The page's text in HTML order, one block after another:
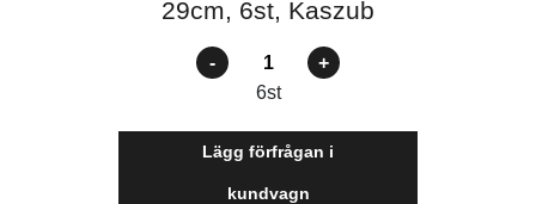
29cm, 6st, Kaszub
Antal
6st
Lägg förfrågan i
kundvagn